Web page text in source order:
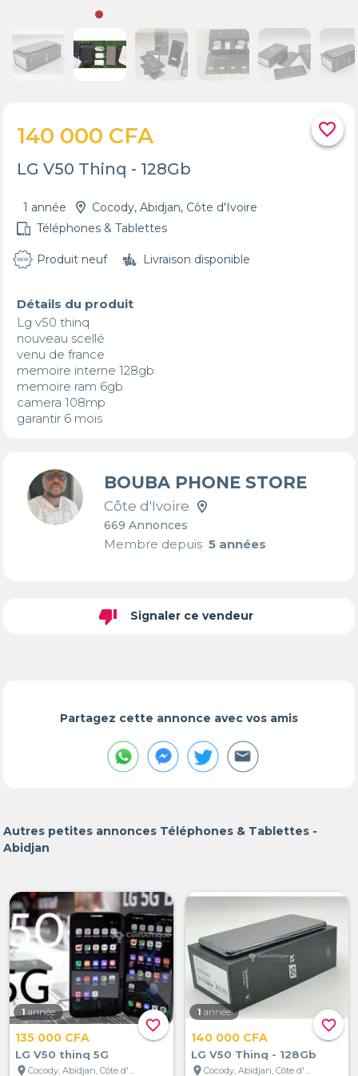
favorite_border
140 000 CFA
LG V50 Thinq - 128Gb
1 année
Cocody, Abidjan, Côte d'Ivoire
Téléphones & Tablettes
Produit neuf Livraison disponible
Détails du produit
Lg v50 thinq
nouveau scellé
venu de france
memoire interne 128gb
memoire ram 6gb
camera 108mp
garantir 6 mois
BOUBA PHONE STORE
Côte d'Ivoire
669 Annonces
Membre depuis5 années
thumb_down Signaler ce vendeur
Partagez cette annonce avec vos amis
Autres petites annonces Téléphones & Tablettes -
Abidjan
favorite_border
1 année
135 000 CFA
LG V50 thinq 5G
location_on
favorite_border
1 année
140 000 CFA
LG V50 Thinq - 128Gb
location_on